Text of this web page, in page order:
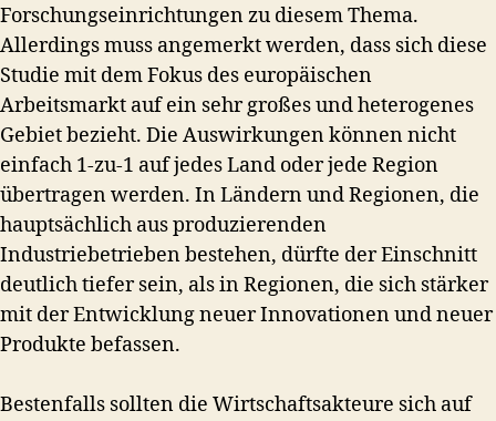
Forschungseinrichtungen zu diesem Thema.
Allerdings muss angemerkt werden, dass sich diese
Studie mit dem Fokus des europäischen
Arbeitsmarkt auf ein sehr großes und heterogenes
Gebiet bezieht. Die Auswirkungen können nicht
einfach 1-zu-1 auf jedes Land oder jede Region
übertragen werden. In Ländern und Regionen, die
hauptsächlich aus produzierenden
Industriebetrieben bestehen, dürfte der Einschnitt
deutlich tiefer sein, als in Regionen, die sich stärker
mit der Entwicklung neuer Innovationen und neuer
Produkte befassen.
Bestenfalls sollten die Wirtschaftsakteure sich auf